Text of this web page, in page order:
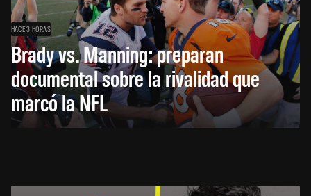
HACE 3 HORAS
Brady vs. Manning: preparan
documental sobre la rivalidad que
marcó la NFL